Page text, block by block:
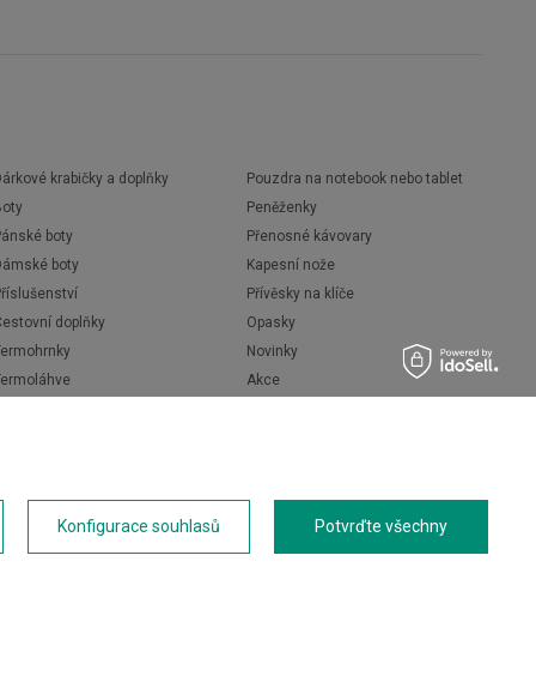
krabičky a doplňky
boty
boty
doplňky
Pouzdra na notebook nebo tablet
Peněženky
Přenosné kávovary
Kapesní nože
Přívěsky na klíče
Opasky
Novinky
Akce
Konfigurace souhlasů Potvrďte všechny